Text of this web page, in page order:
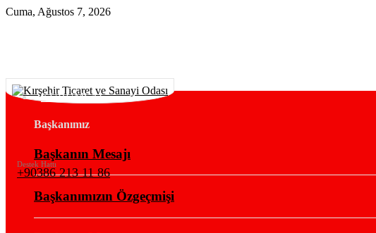
Cuma, Ağustos 7, 2026
Destek Hattı
+90386 213 11 86
KURUMSAL
Başkanımız
Başkanın Mesajı
Başkanımızın Özgeçmişi